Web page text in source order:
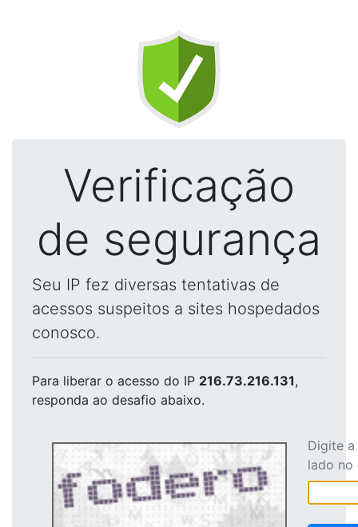
Verificação
de segurança
Seu IP fez diversas tentativas de
acessos suspeitos a sites hospedados
conosco.
Para liberar o acesso do IP 216.73.216.131,
responda ao desafio abaixo.
Digite
lado no